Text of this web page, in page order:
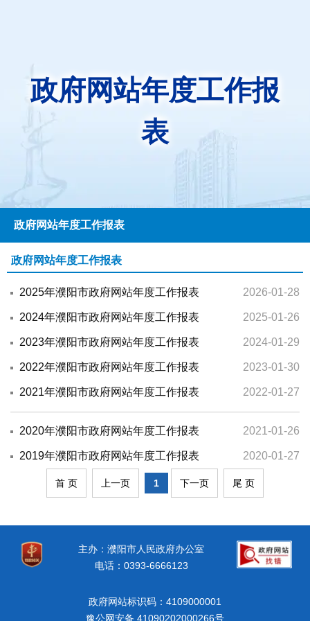
政府网站年度工作报
表
政府网站年度工作报表
政府网站年度工作报表
2025年濮阳市政府网站年度工作报表 2026-01-28
2024年濮阳市政府网站年度工作报表 2025-01-26
2023年濮阳市政府网站年度工作报表 2024-01-29
2022年濮阳市政府网站年度工作报表 2023-01-30
2021年濮阳市政府网站年度工作报表 2022-01-27
2020年濮阳市政府网站年度工作报表 2021-01-26
2019年濮阳市政府网站年度工作报表 2020-01-27
首 页 上一页 1 下一页 尾 页
主办：濮阳市人民政府办公室
电话：0393-6666123
政府网站标识码：4109000001
豫公网安备 41090202000266号